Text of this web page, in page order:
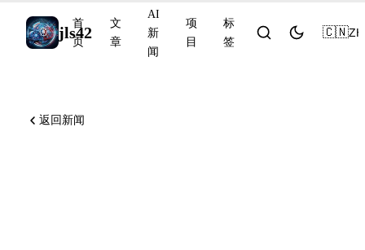
jls42
首
页
文
章
AI
新
闻
项
目
标
签
🇨🇳ZH
返回新闻